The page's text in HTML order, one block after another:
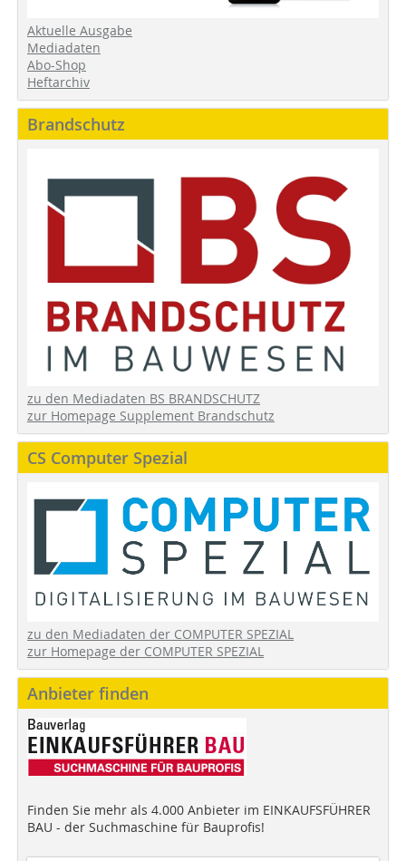
Aktuelle Ausgabe
Mediadaten
Abo-Shop
Heftarchiv
Brandschutz
zu den Mediadaten BS BRANDSCHUTZ
zur Homepage Supplement Brandschutz
CS Computer Spezial
zu den Mediadaten der COMPUTER SPEZIAL
zur Homepage der COMPUTER SPEZIAL
Anbieter finden
Finden Sie mehr als 4.000 Anbieter im EINKAUFSFÜHRER
BAU - der Suchmaschine für Bauprofis!